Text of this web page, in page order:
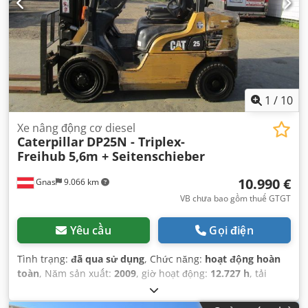
1 / 10
Gnas 9.066 km
Xe nâng động cơ diesel
Caterpillar DP25N - Triplex-
Freihub 5,6m + Seitenschieber
10.990 €
VB chưa bao gồm thuế GTGT
Yêu cầu Gọi điện
Tình trạng: đã qua sử dụng, Chức năng: hoạt động hoàn
toàn, Năm sản xuất: 2009, giờ hoạt động: 12.727 h, tải
, chiều cao nâng:
diesel, loại cột:triplex, chiều cao xây dựng:2.370 mm,